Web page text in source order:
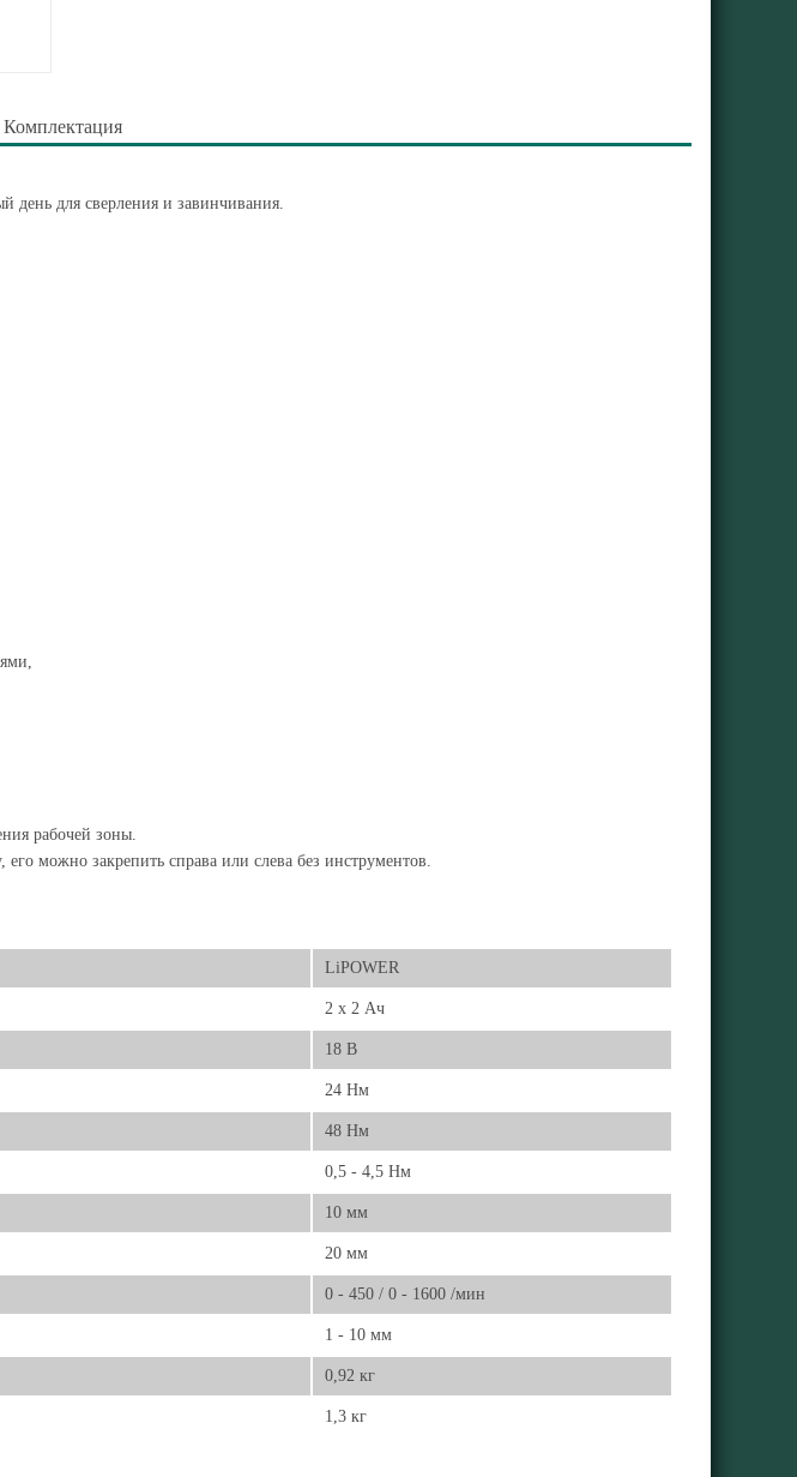
Комплектация
для сверления и завинчивания.
рабочей зоны.
можно закрепить справа или слева без инструментов.
LiPOWER
2 x 2 Ач
18 В
24 Нм
48 Нм
0,5 - 4,5 Нм
10 мм
20 мм
0 - 450 / 0 - 1600 /мин
1 - 10 мм
0,92 кг
1,3 кг